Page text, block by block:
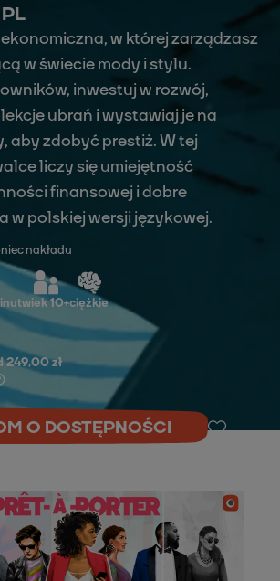
w której zarządzasz
w świecie mody i stylu.
inwestuj w rozwój,
ubrań i wystawiaj je na
aby zdobyć prestiż. W tej
liczy się umiejętność
finansowej i dobre
w polskiej wersji językowej.
nakładu
wiek 10+ciężkie
249,00 zł
O DOSTĘPNOŚCI